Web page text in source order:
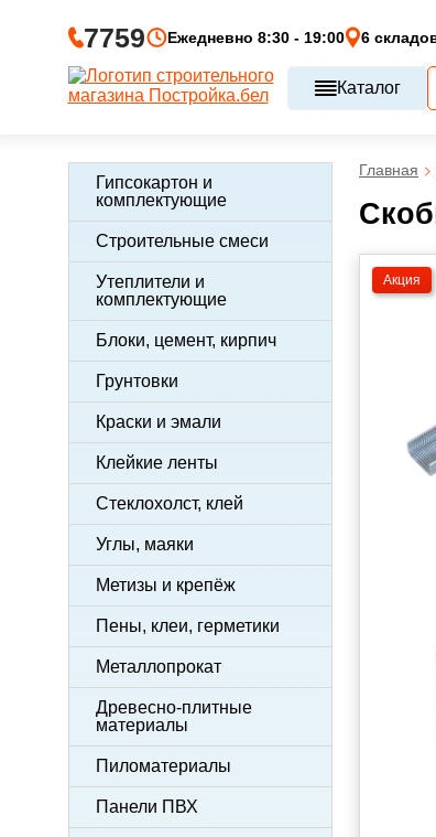
7759 Ежедневно 8:30 - 19:00 6
Каталог
Гипсокартон и
комплектующие
Строительные смеси
Утеплители и
комплектующие
Блоки, цемент, кирпич
Грунтовки
Краски и эмали
Клейкие ленты
Стеклохолст, клей
Углы, маяки
Метизы и крепёж
Пены, клеи, герметики
Металлопрокат
Древесно-плитные
материалы
Пиломатериалы
Панели ПВХ
Главная
Акция